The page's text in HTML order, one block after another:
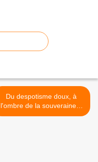
Du despotisme doux, à
l'ombre de la souveraineté
du peuple, selon Alexis de